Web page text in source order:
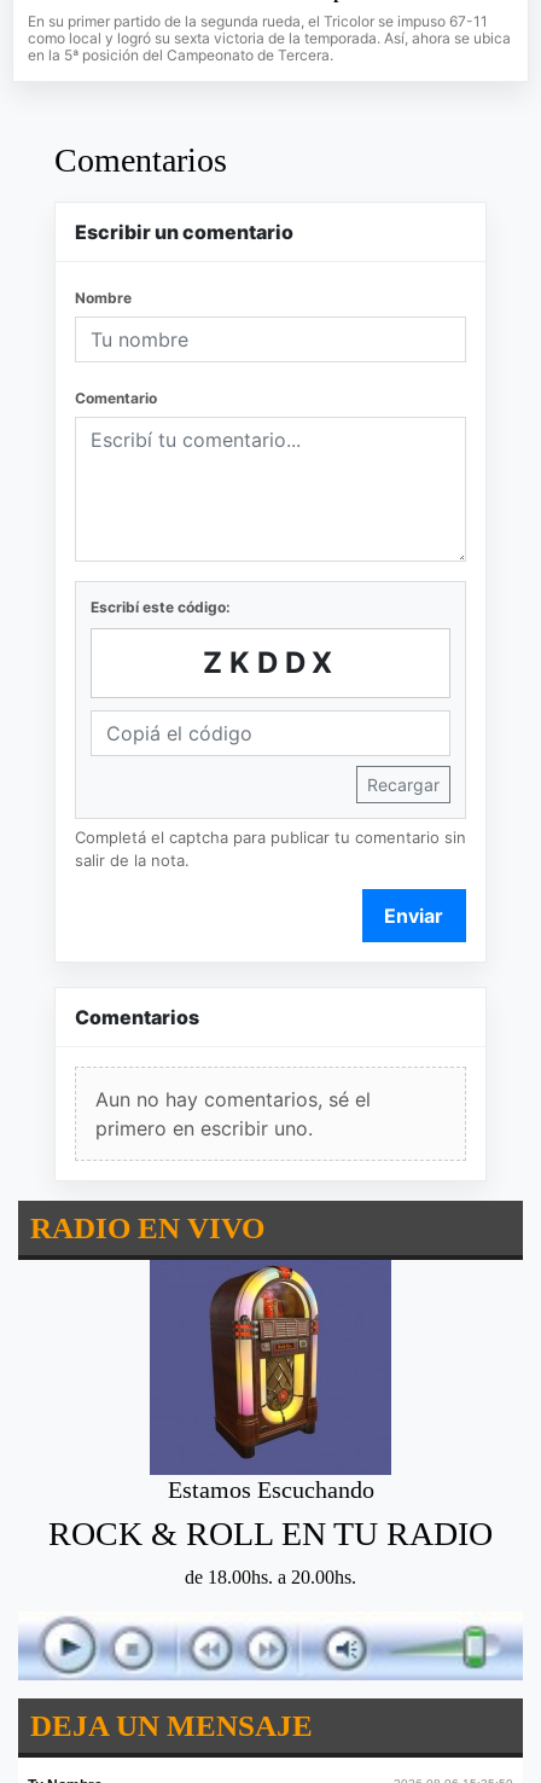
En su primer partido de la segunda rueda, el Tricolor se impuso 67-11
como local y logró su sexta victoria de la temporada. Así, ahora se ubica
en la 5ª posición del Campeonato de Tercera.
Comentarios
Escribir un comentario
Nombre
Comentario
Escribí este código:
ZKDDX
Recargar
Completá el captcha para publicar tu comentario sin
salir de la nota.
Enviar
Comentarios
Aun no hay comentarios, sé el
primero en escribir uno.
RADIO EN VIVO
Estamos Escuchando
ROCK & ROLL EN TU RADIO
de 18.00hs. a 20.00hs.
DEJA UN MENSAJE